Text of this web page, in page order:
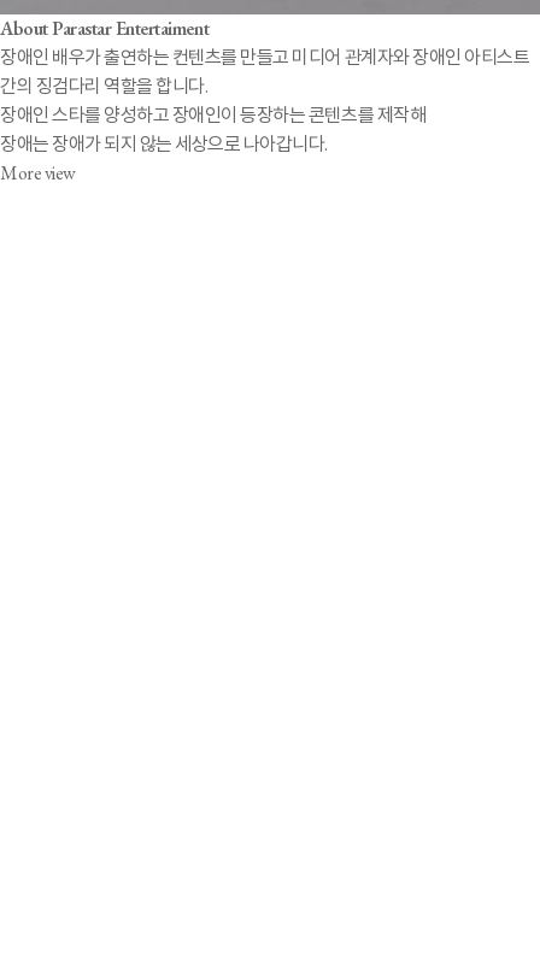
About Parastar Entertaiment
장애인 배우가 출연하는 컨텐츠를 만들고 미디어 관계자와 장애인 아티스트
간의 징검다리 역할을 합니다.
장애인 스타를 양성하고 장애인이 등장하는 콘텐츠를 제작해
장애는 장애가 되지 않는 세상으로 나아갑니다.
More view